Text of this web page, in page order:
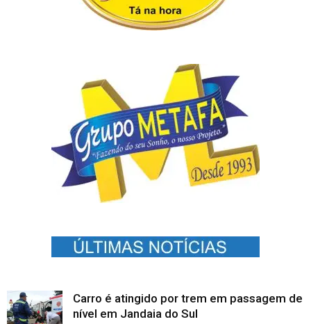
Carro é atingido por trem em passagem de
nível em Jandaia do Sul